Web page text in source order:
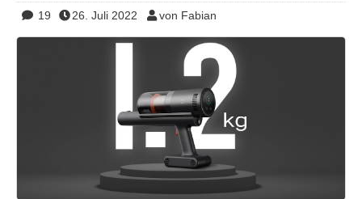
19 26. Juli 2022 von Fabian